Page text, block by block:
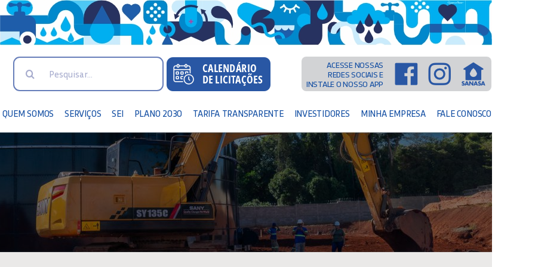
Search
ACESSE NOSSAS
REDES SOCIAIS E
INSTALE O NOSSO APP
QUEM SOMOS SERVIÇOS SEI PLANO 2030 TARIFA TRANSPARENTE INVESTIDORES MINHA EMPRESA FALE CONOSCO